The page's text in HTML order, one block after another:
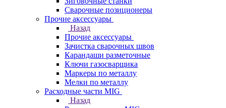
Сварочные позиционеры
Прочие аксессуары
Назад
Прочие аксессуары
Зачистка сварочных швов
Карандаши разметочные
Ключи газосварщика
Маркеры по металлу
Мелки по металлу
Расходные части MIG
Назад